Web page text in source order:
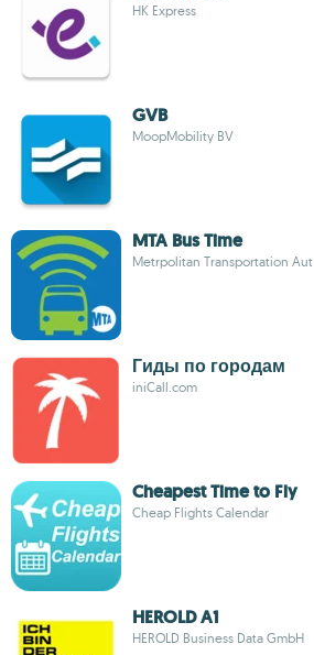
HK Express
GVB
MoopMobility BV
MTA Bus Time
Metrpolitan Transportation Aut
Гиды по городам
iniCall.com
Cheapest Time to Fly
Cheap Flights Calendar
HEROLD A1
HEROLD Business Data GmbH